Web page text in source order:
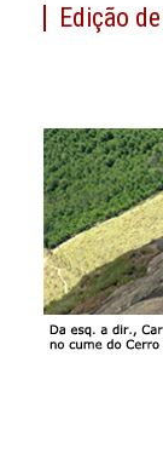
Edição